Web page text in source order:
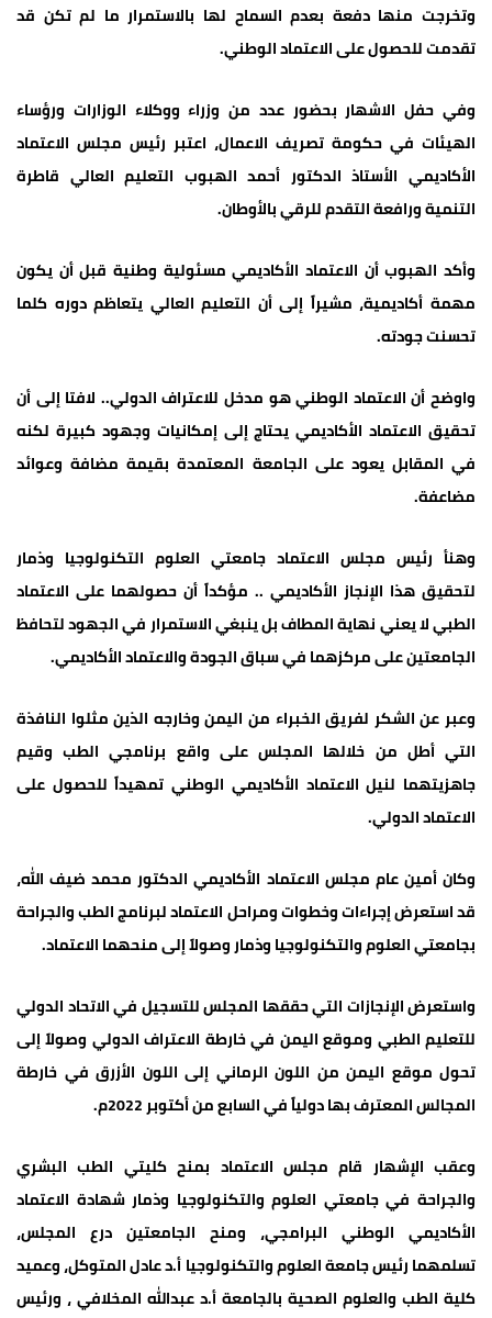
وتخرجت منها دفعة بعدم السماح لها بالاستمرار ما لم تكن قد
تقدمت للحصول على الاعتماد الوطني.
وفي حفل الاشهار بحضور عدد من وزراء ووكلاء الوزارات ورؤساء
الهيئات في حكومة تصريف الاعمال، اعتبر رئيس مجلس الاعتماد
الأكاديمي الأستاذ الدكتور أحمد الهبوب التعليم العالي قاطرة
التنمية ورافعة التقدم للرقي بالأوطان.
وأكد الهبوب أن الاعتماد الأكاديمي مسئولية وطنية قبل أن يكون
مهمة أكاديمية، مشيراً إلى أن التعليم العالي يتعاظم دوره كلما
تحسنت جودته.
واوضح أن الاعتماد الوطني هو مدخل للاعتراف الدولي.. لافتا إلى أن
تحقيق الاعتماد الأكاديمي يحتاج إلى إمكانيات وجهود كبيرة لكنه
في المقابل يعود على الجامعة المعتمدة بقيمة مضافة وعوائد
مضاعفة.
وهنأ رئيس مجلس الاعتماد جامعتي العلوم التكنولوجيا وذمار
لتحقيق هذا الإنجاز الأكاديمي .. مؤكداً أن حصولهما على الاعتماد
الطبي لا يعني نهاية المطاف بل ينبغي الاستمرار في الجهود لتحافظ
الجامعتين على مركزهما في سباق الجودة والاعتماد الأكاديمي.
وعبر عن الشكر لفريق الخبراء من اليمن وخارجه الذين مثلوا النافذة
التي أطل من خلالها المجلس على واقع برنامجي الطب وقيم
جاهزيتهما لنيل الاعتماد الأكاديمي الوطني تمهيداً للحصول على
الاعتماد الدولي.
وكان أمين عام مجلس الاعتماد الأكاديمي الدكتور محمد ضيف الله،
قد استعرض إجراءات وخطوات ومراحل الاعتماد لبرنامج الطب والجراحة
بجامعتي العلوم والتكنولوجيا وذمار وصولاً إلى منحهما الاعتماد.
واستعرض الإنجازات التي حققها المجلس للتسجيل في الاتحاد الدولي
للتعليم الطبي وموقع اليمن في خارطة الاعتراف الدولي وصولاً إلى
تحول موقع اليمن من اللون الرماني إلى اللون الأزرق في خارطة
المجالس المعترف بها دولياً في السابع من أكتوبر 2022م.
وعقب الإشهار قام مجلس الاعتماد بمنح كليتي الطب البشري
والجراحة في جامعتي العلوم والتكنولوجيا وذمار شهادة الاعتماد
الأكاديمي الوطني البرامجي، ومنح الجامعتين درع المجلس،
تسلمهما رئيس جامعة العلوم والتكنولوجيا أ.د عادل المتوكل، وعميد
كلية الطب والعلوم الصحية بالجامعة أ.د عبدالله المخلافي ، ورئيس